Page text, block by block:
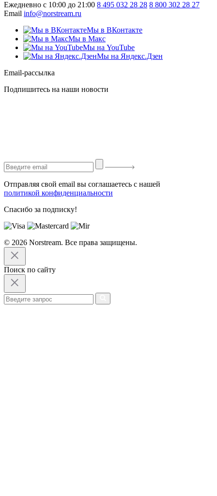
Ежедневно с 10:00 до 21:00 8 495 032 28 28 8 800 302 28 27
Email info@norstream.ru
Мы в ВКонтакте
Мы в Макс
Мы на YouTube
Мы на Яндекс.Дзен
Email-рассылка
Подпишитесь на наши новости
Отправляя свой email вы соглашаетесь с нашей
политикой конфиденциальности
Спасибо за подписку!
© 2026 Norstream. Все права защищены.
Поиск по сайту